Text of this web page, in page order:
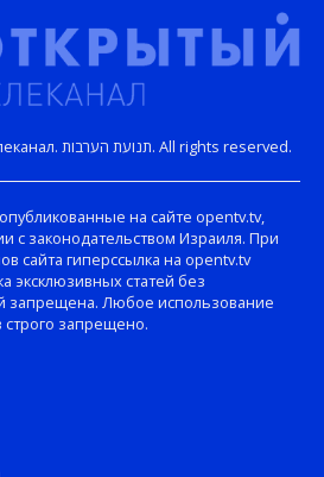
Copyright © Открытый телеканал. תנועת הערבות. All rights reserved.
на сайте opentv.tv,
с законодательством Израиля. При
сайта гиперссылка на opentv.tv
эксклюзивных статей без
запрещена. Любое использование
строго запрещено.